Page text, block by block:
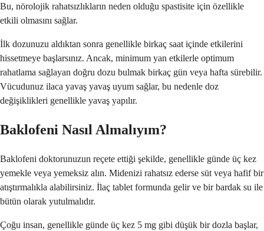
Bu, nörolojik rahatsızlıkların neden olduğu spastisite için özellikle
etkili olmasını sağlar.
İlk dozunuzu aldıktan sonra genellikle birkaç saat içinde etkilerini
hissetmeye başlarsınız. Ancak, minimum yan etkilerle optimum
rahatlama sağlayan doğru dozu bulmak birkaç gün veya hafta sürebilir.
Vücudunuz ilaca yavaş yavaş uyum sağlar, bu nedenle doz
değişiklikleri genellikle yavaş yapılır.
Baklofeni Nasıl Almalıyım?
Baklofeni doktorunuzun reçete ettiği şekilde, genellikle günde üç kez
yemekle veya yemeksiz alın. Midenizi rahatsız ederse süt veya hafif bir
atıştırmalıkla alabilirsiniz. İlaç tablet formunda gelir ve bir bardak su ile
bütün olarak yutulmalıdır.
Çoğu insan, genellikle günde üç kez 5 mg gibi düşük bir dozla başlar,